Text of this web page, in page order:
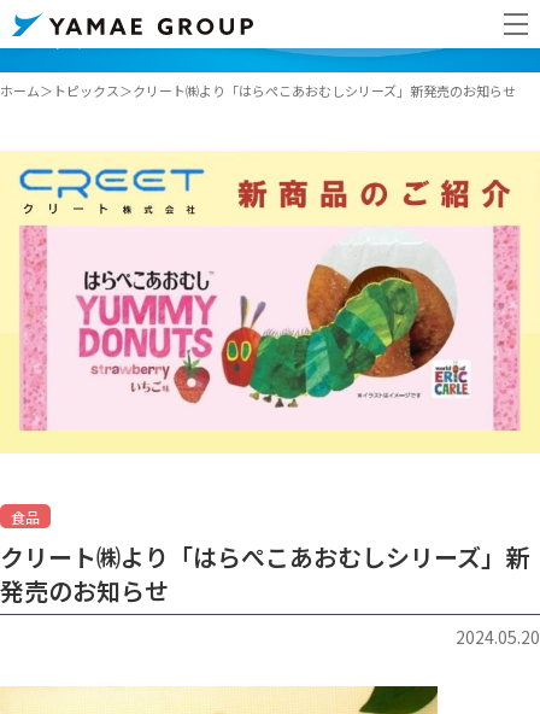
ヤマエグループホールディングス株
事業紹介
トピックス
サステナビリティ
採用情報
トピックス
ホーム トピックス クリート㈱より「はらぺこあおむしシリーズ」新発売のお知らせ
食品
クリート㈱より「はらぺこあおむしシリーズ」新
発売のお知らせ
2024.05.20